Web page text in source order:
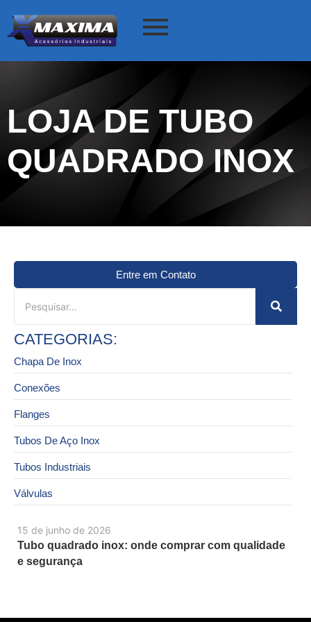
LOJA DE TUBO
QUADRADO INOX
15 de junho de 2026
Tubo quadrado inox: onde comprar com qualidade
e segurança
Entre em Contato
CATEGORIAS:
Chapa De Inox
Conexões
Flanges
Tubos De Aço Inox
Tubos Industriais
Válvulas